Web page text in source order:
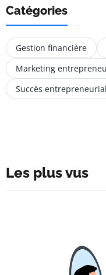
Catégories
Gestion financière
Marketing
Succès entrepreneurial
Les plus vus